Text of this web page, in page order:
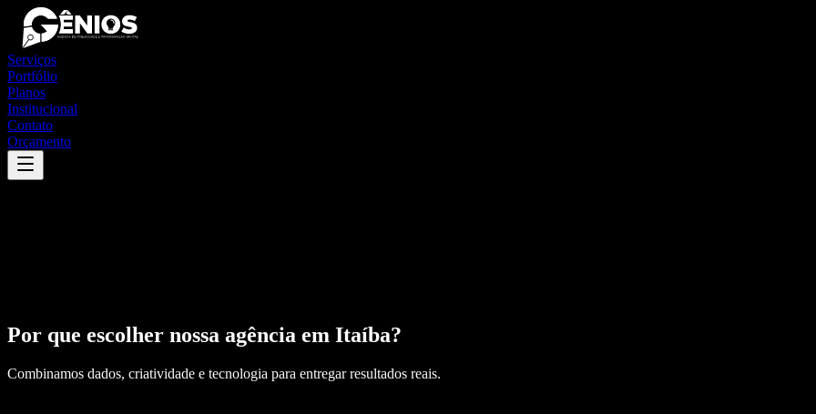
Serviços
Portfólio
Planos
Institucional
Contato
Orçamento
Por que escolher nossa agência em Itaíba?
Combinamos dados, criatividade e tecnologia para entregar resultados reais.